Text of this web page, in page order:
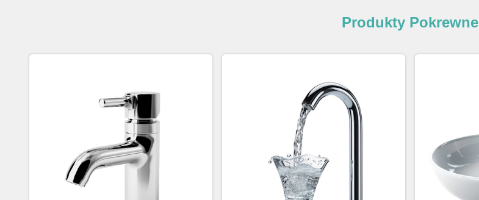
Produkty Pokrewne